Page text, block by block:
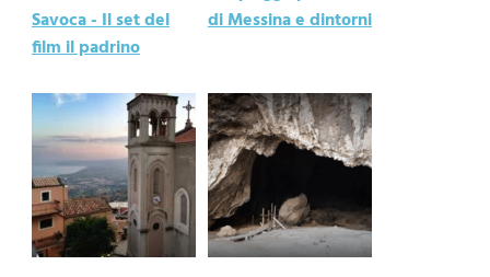
Savoca - Il set del
film il padrino
di Messina e dintorni